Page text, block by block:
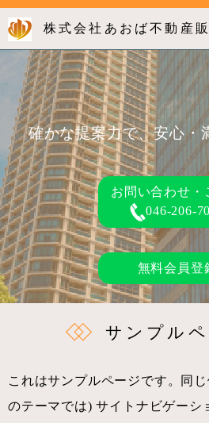
株式会社あおば不動産
確かな提案力で、安心・
お問い合わせ・
046-206-
無料会員登
サンプルペ
これはサンプルページです。同
のテーマでは) サイトナビゲーシ